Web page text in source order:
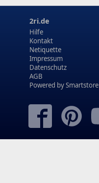
2ri.de
Hilfe
Kontakt
Netiquette
Impressum
Datenschutz
AGB
Powered bySmartstore